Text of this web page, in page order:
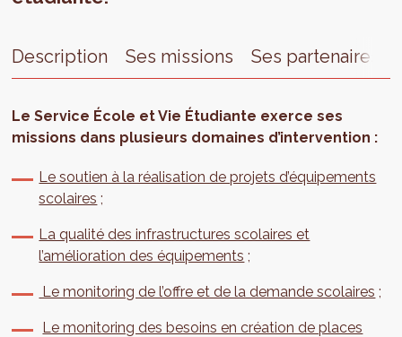
Description Ses missions Ses partenaires
Le Service École et Vie Étudiante exerce ses
missions dans plusieurs domaines d’intervention :
Le soutien à la réalisation de projets d’équipements
scolaires ;
La qualité des infrastructures scolaires et
l’amélioration des équipements ;
Le monitoring de l’offre et de la demande scolaires ;
Le monitoring des besoins en création de places